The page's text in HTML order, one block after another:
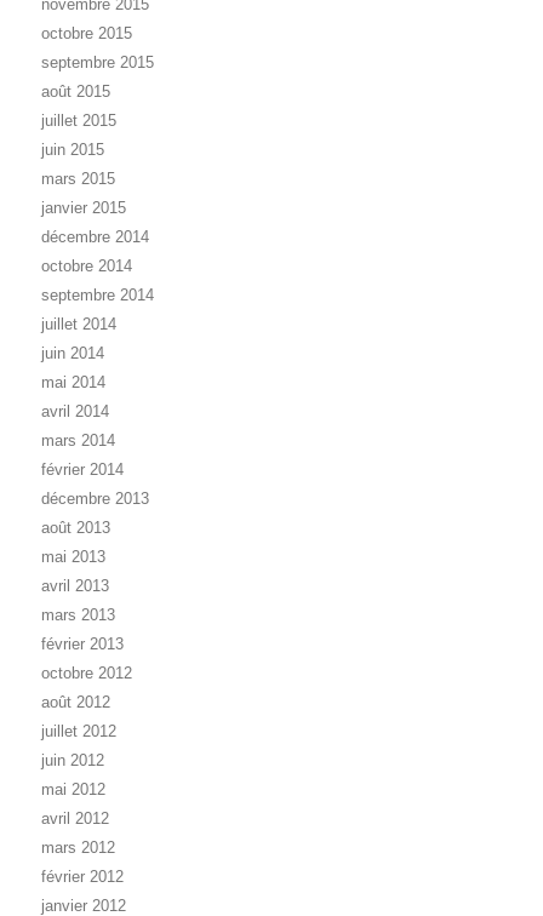
novembre 2015
octobre 2015
septembre 2015
août 2015
juillet 2015
juin 2015
mars 2015
janvier 2015
décembre 2014
octobre 2014
septembre 2014
juillet 2014
juin 2014
mai 2014
avril 2014
mars 2014
février 2014
décembre 2013
août 2013
mai 2013
avril 2013
mars 2013
février 2013
octobre 2012
août 2012
juillet 2012
juin 2012
mai 2012
avril 2012
mars 2012
février 2012
janvier 2012